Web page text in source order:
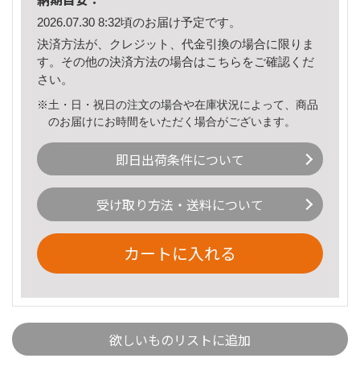
2026.07.30 8:32頃のお届け予定です。
決済方法が、クレジット、代金引換の場合に限りま
す。その他の決済方法の場合はこちら をご確認くだ
さい。
※土・日・祝日の注文の場合や在庫状況によって、商品
のお届けにお時間をいただく場合がございます。
即日出荷条件について
受け取り方法・送料について
カートに入れる
欲しいものリストに追加